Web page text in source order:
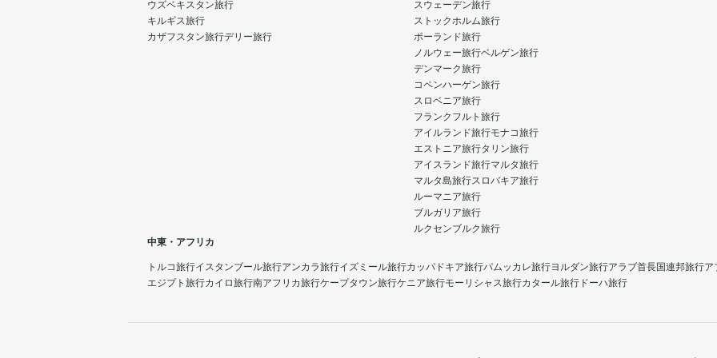
ウズベキスタン旅行
キルギス旅行
カザフスタン旅行デリー旅行
スウェーデン旅行
ストックホルム旅行
ポーランド旅行
ノルウェー旅行ベルゲン旅行
デンマーク旅行
コペンハーゲン旅行
スロベニア旅行
フランクフルト旅行
アイルランド旅行モナコ旅行
エストニア旅行タリン旅行
アイスランド旅行マルタ旅行
マルタ島旅行スロバキア旅行
ルーマニア旅行
ブルガリア旅行
ルクセンブルク旅行
中東・アフリカ
トルコ旅行イスタンブール旅行アンカラ旅行イズミール旅行カッパドキア旅行パムッカレ旅行ヨルダン旅行アラブ首長国連邦旅行ア
エジプト旅行カイロ旅行南アフリカ旅行ケープタウン旅行ケニア旅行モーリシャス旅行カタール旅行 ドーハ旅行